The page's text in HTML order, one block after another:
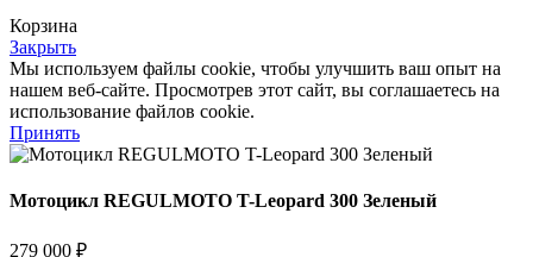
Корзина
Закрыть
Мы используем файлы cookie, чтобы улучшить ваш опыт на
нашем веб-сайте. Просмотрев этот сайт, вы соглашаетесь на
использование файлов cookie.
Принять
Мотоцикл REGULMOTO T-Leopard 300 Зеленый
279 000 ₽